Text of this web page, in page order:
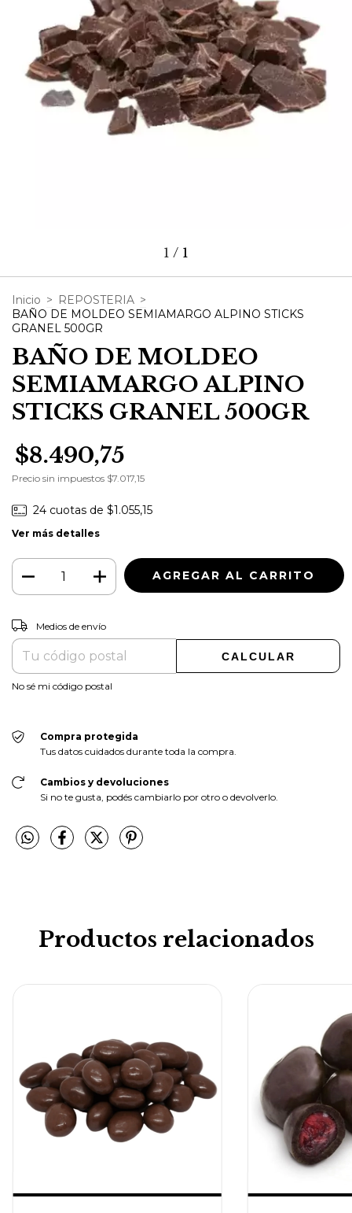
1 / 1
Inicio > REPOSTERIA >
BAÑO DE MOLDEO SEMIAMARGO ALPINO STICKS
GRANEL 500GR
BAÑO DE MOLDEO
SEMIAMARGO ALPINO
STICKS GRANEL 500GR
$8.490,75
Precio sin impuestos $7.017,15
24 cuotas de $1.055,15
Ver más detalles
Entregas para el CP:
Medios de envío
CALCULAR
No sé mi código postal
Compra protegida
Tus datos cuidados durante toda la compra.
Cambios y devoluciones
Si no te gusta, podés cambiarlo por otro o devolverlo.
Productos relacionados